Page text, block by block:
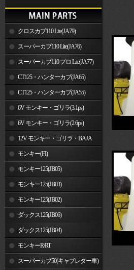
クロスカブ110 Lite(JA79)
スーパーカブ110 Lite(JA76)
スーパーカブ110 プロ Lite(JA77)
CT125・ハンターカブ(JA65)
CT125・ハンターカブ(JA55)
6V モンキー・ゴリラ(3.1ps)
6V モンキー・ゴリラ(2.6ps)
12V モンキー・ゴリラ・BAJA
モンキー(FI)
モンキー125(JB05)
モンキー125(JB03)
モンキー125(JB02)
ダックス125(JB06)
ダックス125(JB04)
モンキーR/RT
スーパーカブ50(キャブレター車)